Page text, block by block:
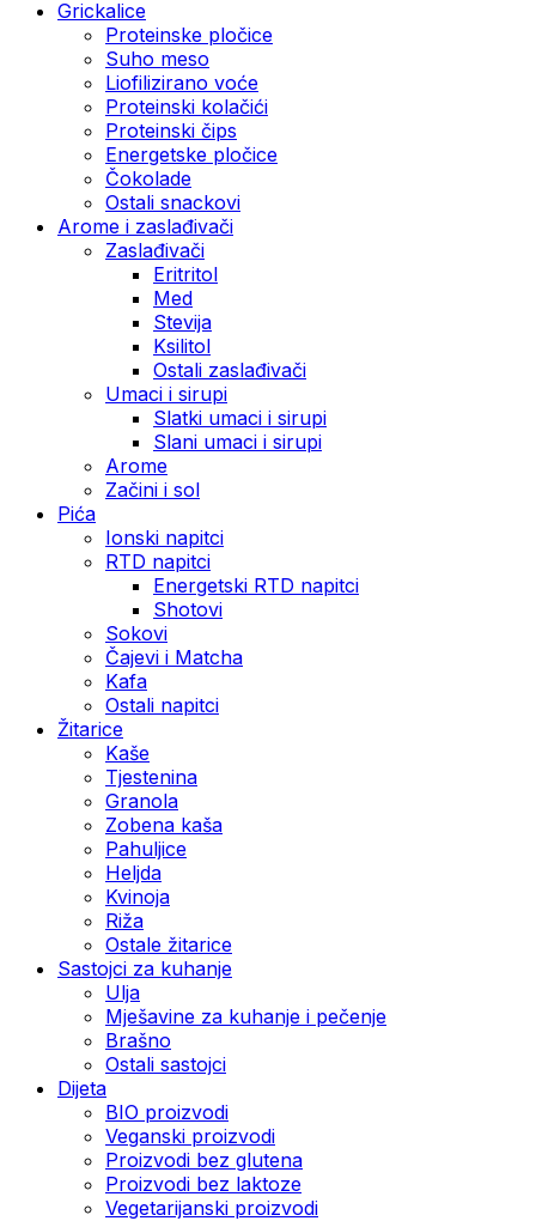
Grickalice
Proteinske pločice
Suho meso
Liofilizirano voće
Proteinski kolačići
Proteinski čips
Energetske pločice
Čokolade
Ostali snackovi
Arome i zaslađivači
Zaslađivači
Eritritol
Med
Stevija
Ksilitol
Ostali zaslađivači
Umaci i sirupi
Slatki umaci i sirupi
Slani umaci i sirupi
Arome
Začini i sol
Pića
Ionski napitci
RTD napitci
Energetski RTD napitci
Shotovi
Sokovi
Čajevi i Matcha
Kafa
Ostali napitci
Žitarice
Kaše
Tjestenina
Granola
Zobena kaša
Pahuljice
Heljda
Kvinoja
Riža
Ostale žitarice
Sastojci za kuhanje
Ulja
Mješavine za kuhanje i pečenje
Brašno
Ostali sastojci
Dijeta
BIO proizvodi
Veganski proizvodi
Proizvodi bez glutena
Proizvodi bez laktoze
Vegetarijanski proizvodi